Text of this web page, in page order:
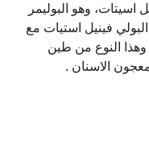
اسيتات، وهو البوليمر
فينيل استيات مع
وهذا النوع من طين
الاسنان .